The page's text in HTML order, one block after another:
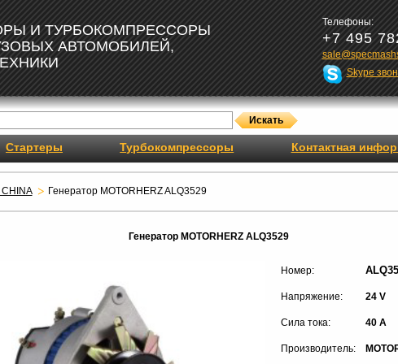
И ТУРБОКОМПРЕССОРЫ
АВТОМОБИЛЕЙ,
Телефоны:
+7 495
Skype
Стартеры Турбокомпрессоры Контактная
Генератор MOTORHERZ ALQ3529
Генератор MOTORHERZ ALQ3529
Номер:
Напряжение: 24 V
Сила тока: 40 A
Производитель: